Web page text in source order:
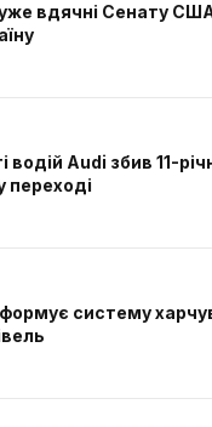
вдячні Сенату
водій Audi збив 11-
переході
систему